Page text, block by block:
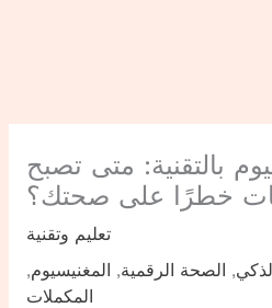
بالتقنية: متى تصبح
خطرًا على صحتك؟
تعليم وتقنية
, الصحة الرقمية, المغنيسيوم,
المكملات